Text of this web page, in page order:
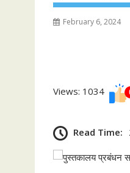
February 6, 2024
Views: 1034
Read Time: